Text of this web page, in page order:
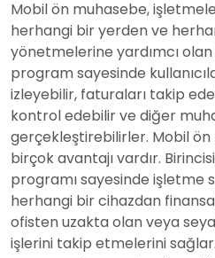
Mobil ön muhasebe,
herhangi bir yerden ve
yönetmelerine yardımcı
program sayesinde
izleyebilir, faturaları takip
kontrol edebilir ve diğer
gerçekleştirebilirler. Mobil ön
birçok avantajı vardır.
programı sayesinde işletme
herhangi bir cihazdan
ofisten uzakta olan veya
işlerini takip etmelerini